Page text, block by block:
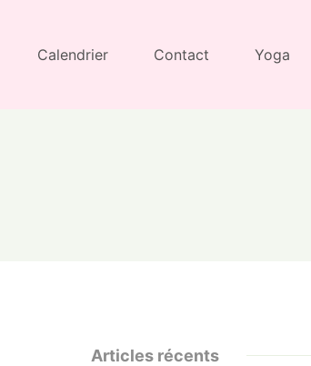
Calendrier Contact Yoga
Articles récents